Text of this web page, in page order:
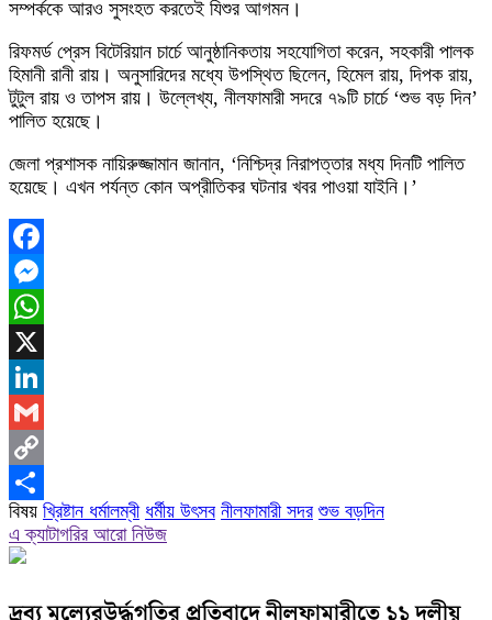
সম্পর্ককে আরও সুসংহত করতেই যিশুর আগমন।
রিফমর্ড প্রেস বিটেরিয়ান চার্চে আনুষ্ঠানিকতায় সহযোগিতা করেন, সহকারী পালক
হিমানী রানী রায়। অনুসারিদের মধ্যে উপস্থিত ছিলেন, হিমেল রায়, দিপক রায়,
টুটুল রায় ও তাপস রায়। উল্লেখ্য, নীলফামারী সদরে ৭৯টি চার্চে ‘শুভ বড় দিন’
পালিত হয়েছে।
জেলা প্রশাসক নায়িরুজ্জামান জানান, ‘নিশ্চিদ্র নিরাপত্তার মধ্য দিনটি পালিত
হয়েছে। এখন পর্যন্ত কোন অপ্রীতিকর ঘটনার খবর পাওয়া যাইনি।’
Facebook
Messenger
WhatsApp
X
LinkedIn
Gmail
Copy
Link
Share
বিষয় খ্রিষ্টান ধর্মালম্বী ধর্মীয় উৎসব নীলফামারী সদর শুভ বড়দিন
এ ক্যাটাগরির আরো নিউজ